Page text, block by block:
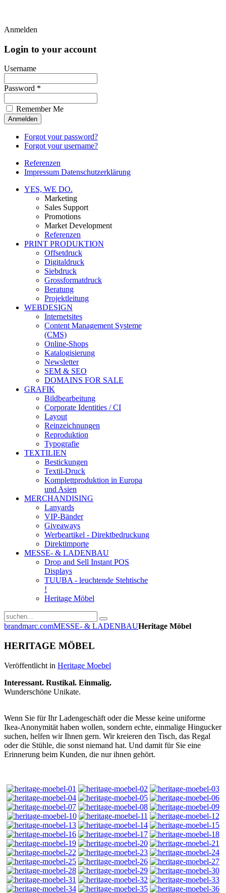
Anmelden
Login to your account
Username
Password *
Remember Me
Forgot your password?
Forgot your username?
Referenzen
Impressum Datenschutzerklärung
YES, WE DO.
Marketing
Sales Support
Promotions
Market Development
Referenzen
PRINT PRODUKTION
Offsetdruck
Digitaldruck
Siebdruck
Grossformatdruck
Beratung
Projektleitung
WEBDESIGN
Internetsites
Content Management Systeme
(CMS)
Online-Shops
Katalogisierung
Newsletter
SEM & SEO
DOMAINS FOR SALE
GRAFIK
Bildbearbeitung
Corporate Identities / CI
Layout
Reinzeichnungen
Reproduktion
Typografie
TEXTILIEN
Bestickungen
Textil-Druck
Komplettproduktion in Europa
und Asien
MERCHANDISING
Lanyards
VIP-Bänder
Giveaways
Werbeartikel - Direktbedruckung
Direktimporte
MESSE- & LADENBAU
Drop and Sell Instant POS
Displays
TUUBA - leuchtende Stehtische
!
Heritage Möbel
brandmarc.comMESSE- & LADENBAUHeritage Möbel
HERITAGE MÖBEL
Veröffentlicht in Heritage Moebel
Interessant. Rustikal. Einmalig.
Wunderschöne Unikate.
Wenn Sie für Ihr Ladengeschäft oder die Messe keine uniforme
Ikea-Anonymität haben wollen, sondern echte, einmalige Hingucker
suchen, helfen wir Ihnen gern. Wir kreieren den Tisch, das Regal
oder die Stühle, die sonst niemand hat. Und damit für Sie eine
Erinnerung beim Kunden, die nur ihnen gehört.